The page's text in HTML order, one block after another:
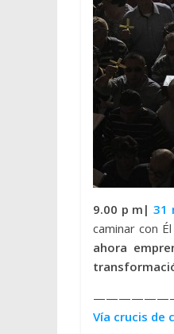
9.00 p m|31
caminar con
ahora
Vía crucis de